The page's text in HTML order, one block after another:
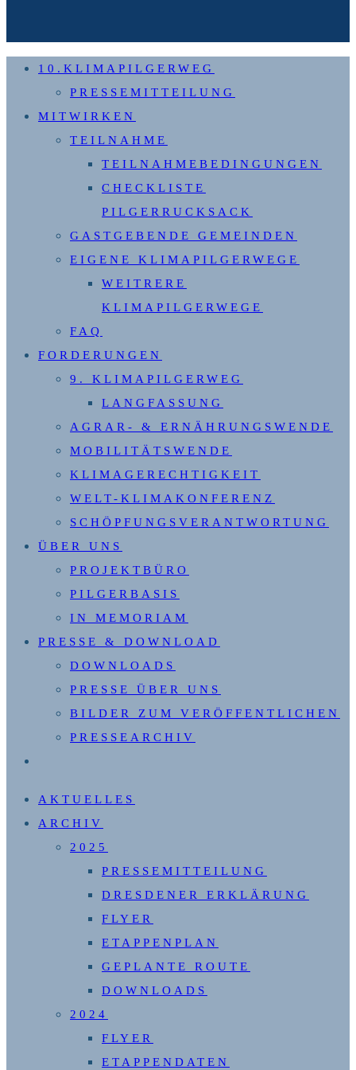
10.KLIMAPILGERWEG
PRESSEMITTEILUNG
MITWIRKEN
TEILNAHME
TEILNAHMEBEDINGUNGEN
CHECKLISTE
PILGERRUCKSACK
GASTGEBENDE GEMEINDEN
EIGENE KLIMAPILGERWEGE
WEITRERE
KLIMAPILGERWEGE
FAQ
FORDERUNGEN
9. KLIMAPILGERWEG
LANGFASSUNG
AGRAR- & ERNÄHRUNGSWENDE
MOBILITÄTSWENDE
KLIMAGERECHTIGKEIT
WELT-KLIMAKONFERENZ
SCHÖPFUNGSVERANTWORTUNG
ÜBER UNS
PROJEKTBÜRO
PILGERBASIS
IN MEMORIAM
PRESSE & DOWNLOAD
DOWNLOADS
PRESSE ÜBER UNS
BILDER ZUM VERÖFFENTLICHEN
PRESSEARCHIV
UMSCHALTEN
AKTUELLES
ARCHIV
2025
PRESSEMITTEILUNG
DRESDENER ERKLÄRUNG
FLYER
ETAPPENPLAN
GEPLANTE ROUTE
DOWNLOADS
2024
FLYER
ETAPPENDATEN